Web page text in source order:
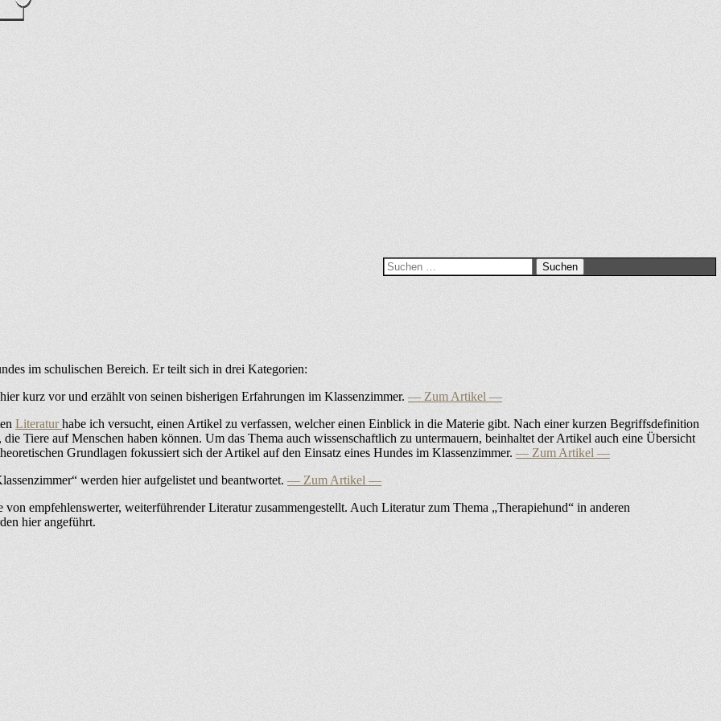
Suchen
nach:
im schulischen Bereich. Er teilt sich in drei Kategorien:
kurz vor und erzählt von seinen bisherigen Erfahrungen im Klassenzimmer. — Zum Artikel —
Literaturhabe ich versucht, einen Artikel zu verfassen, welcher einen Einblick in die Materie gibt. Nach einer kurzen Begriffsdefinition
Tiere auf Menschen haben können. Um das Thema auch wissenschaftlich zu untermauern, beinhaltet der Artikel auch eine Übersicht
Grundlagen fokussiert sich der Artikel auf den Einsatz eines Hundes im Klassenzimmer. — Zum Artikel —
werden hier aufgelistet und beantwortet. — Zum Artikel —
von empfehlenswerter, weiterführender Literatur zusammengestellt. Auch Literatur zum Thema „Therapiehund“ in anderen
hier angeführt.